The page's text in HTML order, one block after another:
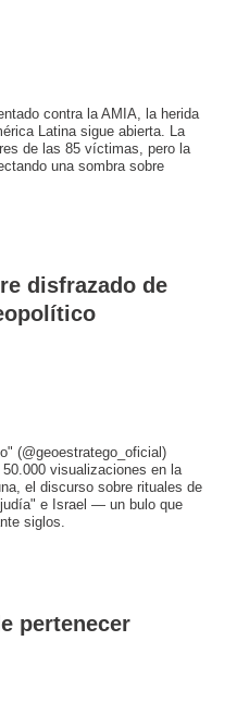
contra la AMIA, la herida
Latina sigue abierta. La
de las 85 víctimas, pero la
una sombra sobre
disfrazado de
(@geoestratego_oficial)
visualizaciones en la
el discurso sobre rituales de
e Israel — un bulo que
siglos.
pertenecer